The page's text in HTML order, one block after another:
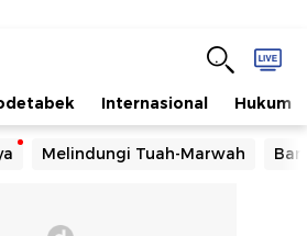
Internasional Hukum
Melindungi Tuah-Marwah